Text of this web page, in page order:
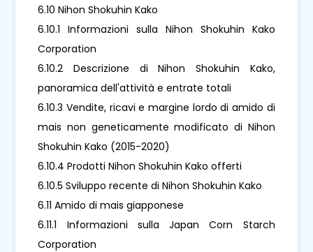
6.10 Nihon Shokuhin Kako
6.10.1 Informazioni sulla Nihon Shokuhin Kako
Corporation
6.10.2 Descrizione di Nihon Shokuhin Kako,
panoramica dell'attività e entrate totali
6.10.3 Vendite, ricavi e margine lordo di amido di
mais non geneticamente modificato di Nihon
Shokuhin Kako (2015-2020)
6.10.4 Prodotti Nihon Shokuhin Kako offerti
6.10.5 Sviluppo recente di Nihon Shokuhin Kako
6.11 Amido di mais giapponese
6.11.1 Informazioni sulla Japan Corn Starch
Corporation